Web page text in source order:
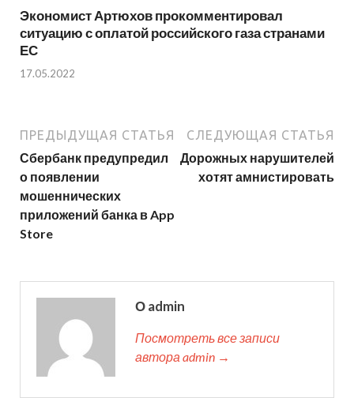
Экономист Артюхов прокомментировал
ситуацию с оплатой российского газа странами
ЕС
17.05.2022
ПРЕДЫДУЩАЯ СТАТЬЯ
Сбербанк предупредил
о появлении
мошеннических
приложений банка в App
Store
СЛЕДУЮЩАЯ СТАТЬЯ
Дорожных нарушителей
хотят амнистировать
О admin
Посмотреть все записи
автора admin →